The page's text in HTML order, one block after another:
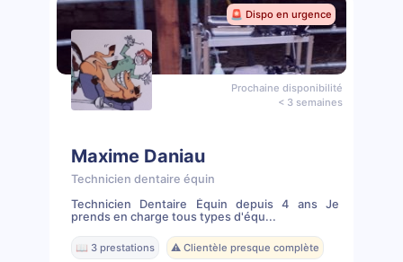
🚨 Dispo en urgence
Prochaine disponibilité
< 3 semaines
Maxime Daniau
Technicien dentaire équin
Technicien Dentaire Équin depuis 4 ans Je
prends en charge tous types d'équ...
📖 3 prestations ⚠️ Clientèle presque complète